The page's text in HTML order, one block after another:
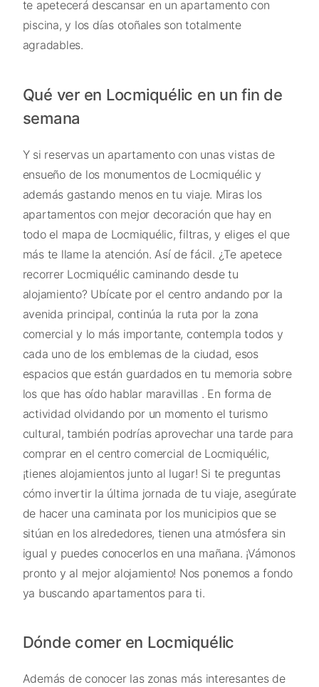
te apetecerá descansar en un apartamento con
piscina, y los días otoñales son totalmente
agradables.
Qué ver en Locmiquélic en un fin de
semana
Y si reservas un apartamento con unas vistas de
ensueño de los monumentos de Locmiquélic y
además gastando menos en tu viaje. Miras los
apartamentos con mejor decoración que hay en
todo el mapa de Locmiquélic, filtras, y eliges el que
más te llame la atención. Así de fácil. ¿Te apetece
recorrer Locmiquélic caminando desde tu
alojamiento? Ubícate por el centro andando por la
avenida principal, continúa la ruta por la zona
comercial y lo más importante, contempla todos y
cada uno de los emblemas de la ciudad, esos
espacios que están guardados en tu memoria sobre
los que has oído hablar maravillas . En forma de
actividad olvidando por un momento el turismo
cultural, también podrías aprovechar una tarde para
comprar en el centro comercial de Locmiquélic,
¡tienes alojamientos junto al lugar! Si te preguntas
cómo invertir la última jornada de tu viaje, asegúrate
de hacer una caminata por los municipios que se
sitúan en los alrededores, tienen una atmósfera sin
igual y puedes conocerlos en una mañana. ¡Vámonos
pronto y al mejor alojamiento! Nos ponemos a fondo
ya buscando apartamentos para ti.
Dónde comer en Locmiquélic
Además de conocer las zonas más interesantes de